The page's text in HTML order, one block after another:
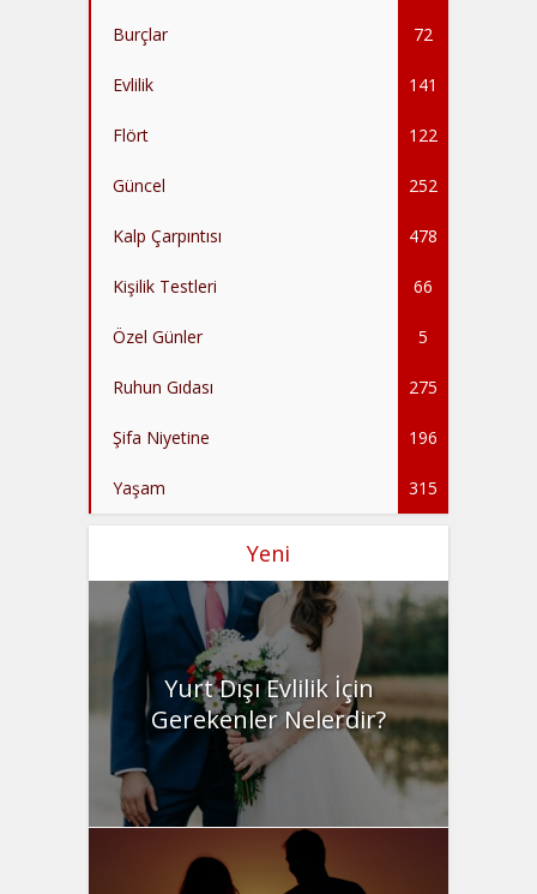
Burçlar 72
Evlilik 141
Flört 122
Güncel 252
Kalp Çarpıntısı 478
Kişilik Testleri 66
Özel Günler 5
Ruhun Gıdası 275
Şifa Niyetine 196
Yaşam 315
Yeni
Yurt Dışı Evlilik İçin
Gerekenler Nelerdir?